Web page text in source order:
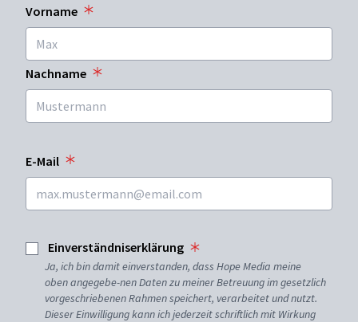
Vorname
Nachname
E-Mail
Einverständniserklärung
Ja, ich bin damit einverstanden, dass Hope Media meine
oben angegebe-nen Daten zu meiner Betreuung im gesetzlich
vorgeschriebenen Rahmen speichert, verarbeitet und nutzt.
Dieser Einwilligung kann ich jederzeit schriftlich mit Wirkung